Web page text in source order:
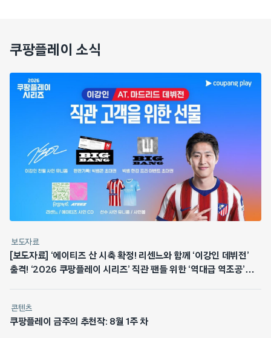
쿠팡플레이 소식
보도자료
[보도자료] ‘에이티즈 산 시축 확정! 리센느와 함께 ‘이강인 데뷔전’
출격! ‘2026 쿠팡플레이 시리즈’ 직관 팬들 위한 ‘역대급 역조공’
콘텐츠
쿠팡플레이 금주의 추천작: 8월 1주 차